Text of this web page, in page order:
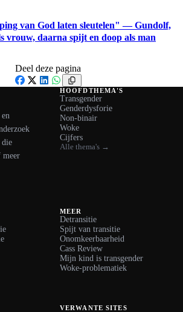
van God laten sleutelen" — Gundolf,
vrouw, daarna spijt en doop als man
Deel deze pagina
LinkedIn
WhatsApp
die
meer
HOOFDTHEMA'S
Transgender
Genderdysforie
Non-binair
Woke
Cijfers
Alle thema's →
MEER
Detransitie
Spijt van transitie
Onomkeerbaarheid
Cass Review
Mijn kind is transgender
Woke-problematiek
VERWANTE SITES